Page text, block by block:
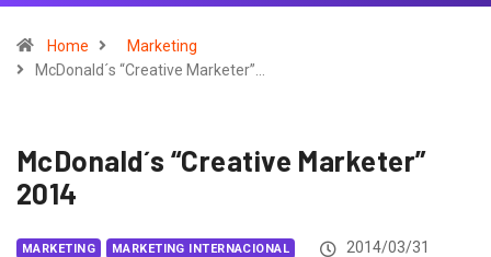
Home
Marketing
McDonald´s “Creative Marketer”…
McDonald´s “Creative Marketer”
2014
MARKETING MARKETING INTERNACIONAL
2014/03/31